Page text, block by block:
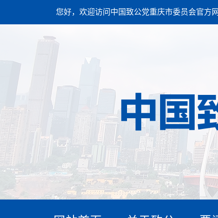
您好，欢迎访问中国致公党重庆市委员会官方